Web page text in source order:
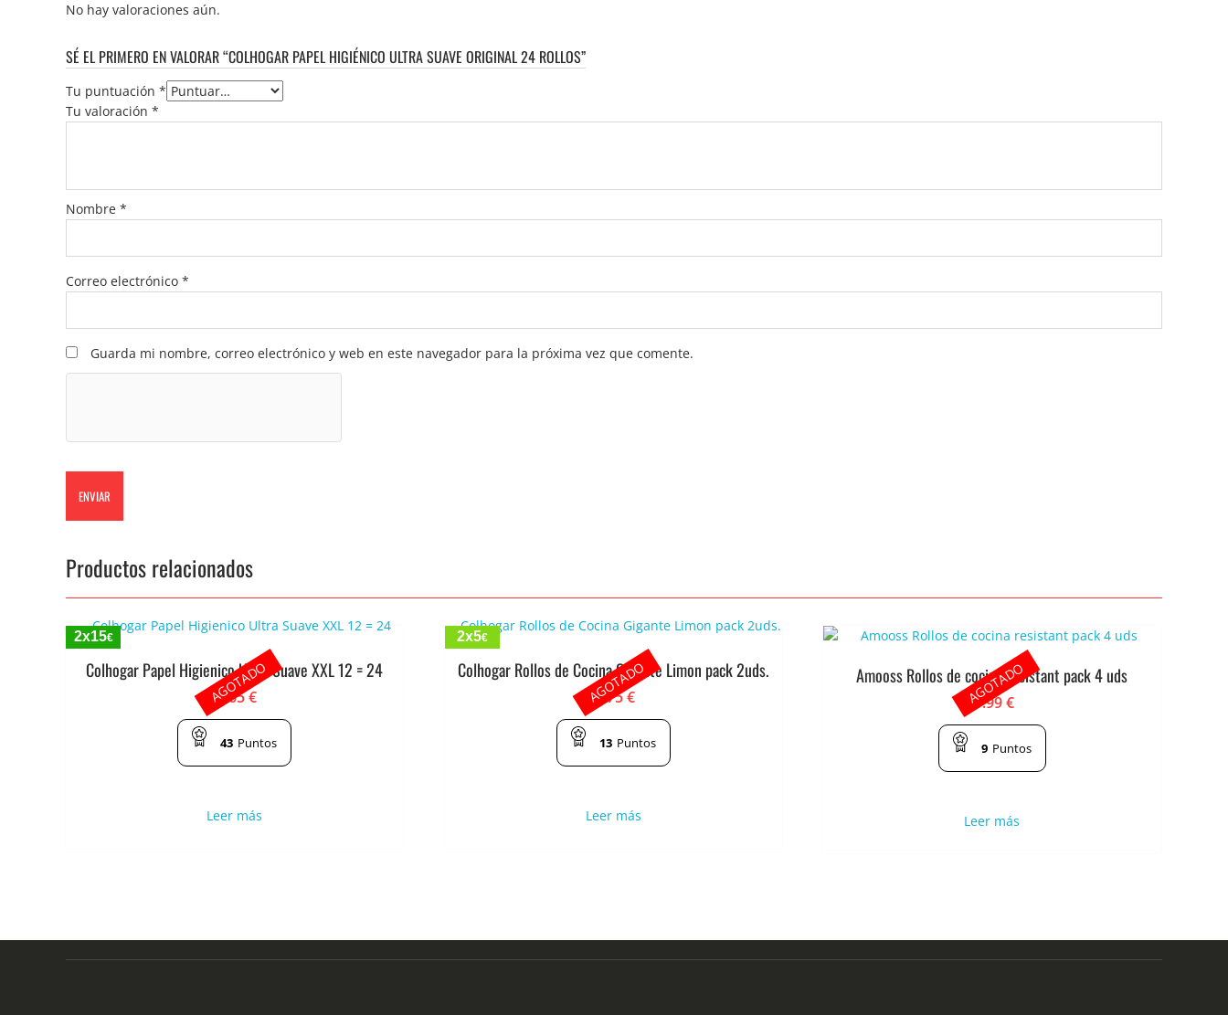
No hay valoraciones aún.
SÉ EL PRIMERO EN VALORAR “COLHOGAR PAPEL HIGIÉNICO ULTRA SUAVE ORIGINAL 24 ROLLOS”
Tu puntuación *
Tu valoración *
Nombre *
Correo electrónico *
Guarda mi nombre, correo electrónico y web en este navegador para la próxima vez que comente.
Productos relacionados
2x15€
Colhogar Papel Higienico Ultra Suave XXL 12 = 24
8.65€
43 Puntos
Leer más
AGOTADO
2x5€
Colhogar Rollos de Cocina Gigante Limon pack 2uds.
2.75€
13 Puntos
Leer más
AGOTADO Amooss Rollos de cocina resistant pack 4 uds
1.99€
9 Puntos
Leer más
AGOTADO